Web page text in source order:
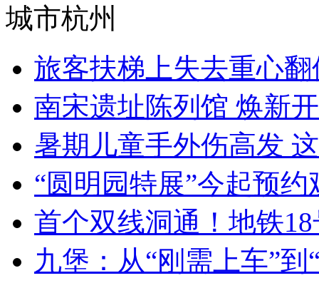
城市杭州
旅客扶梯上失去重心
南宋遗址陈列馆 焕新
暑期儿童手外伤高发
“圆明园特展”今起预
首个双线洞通！地铁
九堡：从“刚需上车”到